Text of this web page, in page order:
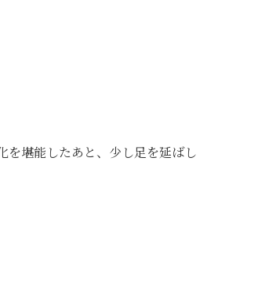
を堪能したあと、少し足を延ばし